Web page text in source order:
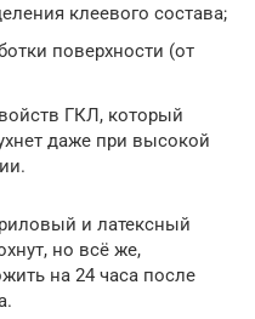
клеевого состава;
поверхности (от
ГКЛ, который
даже при высокой
и латексный
но всё же,
на 24 часа после